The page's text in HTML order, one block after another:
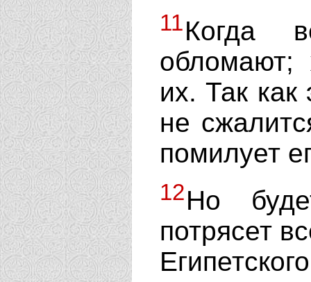
11Когда
обломают;
их. Так
не
помилует
12Но
потрясет